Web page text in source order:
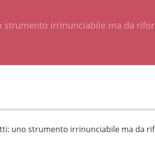
strumento irrinunciabile ma da
uno strumento irrinunciabile ma da